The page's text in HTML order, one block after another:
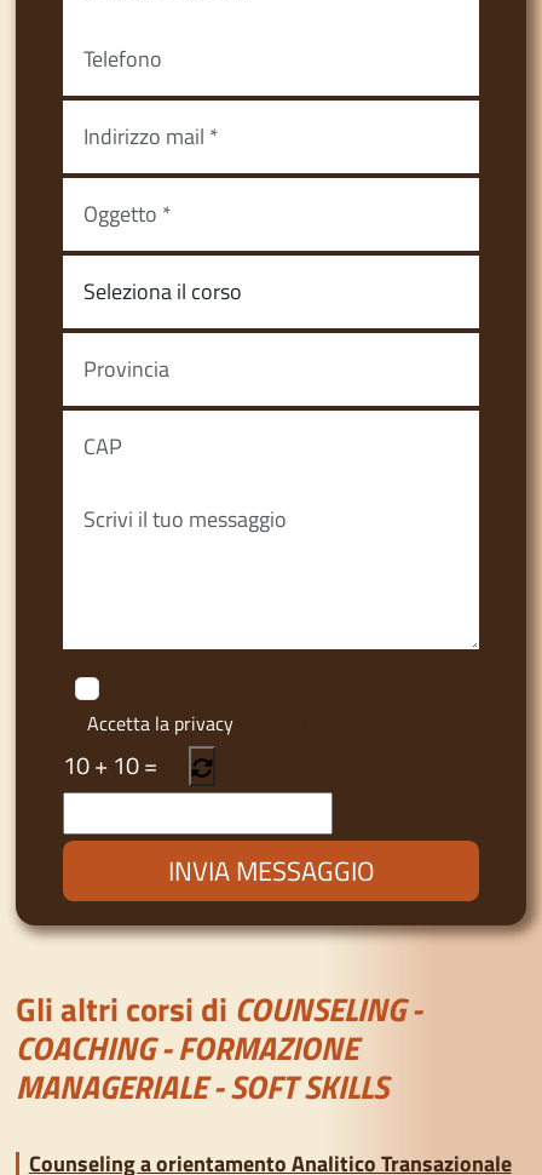
Accetta la privacy
10+ 10=
Gli altri corsi di COUNSELING -
COACHING - FORMAZIONE
MANAGERIALE - SOFT SKILLS
Counseling a orientamento Analitico Transazionale